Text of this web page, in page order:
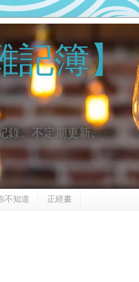
記簿】
錄。不定期更新。
不知道 正經畫